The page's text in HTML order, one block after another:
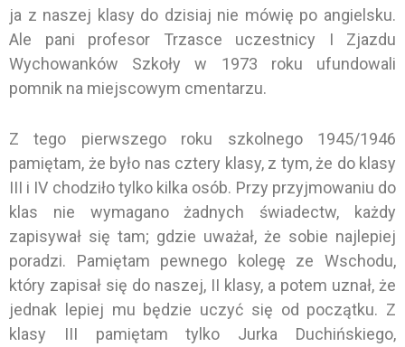
ja z naszej klasy do dzisiaj nie mówię po angielsku.
Ale pani profesor Trzasce uczestnicy I Zjazdu
Wychowanków Szkoły w 1973 roku ufundowali
pomnik na miejscowym cmentarzu.
Z tego pierwszego roku szkolnego 1945/1946
pamiętam, że było nas cztery klasy, z tym, że do klasy
III i IV chodziło tylko kilka osób. Przy przyjmowaniu do
klas nie wymagano żadnych świadectw, każdy
zapisywał się tam; gdzie uważał, że sobie najlepiej
poradzi. Pamiętam pewnego kolegę ze Wschodu,
który zapisał się do naszej, II klasy, a potem uznał, że
jednak lepiej mu będzie uczyć się od początku. Z
klasy III pamiętam tylko Jurka Duchińskiego,